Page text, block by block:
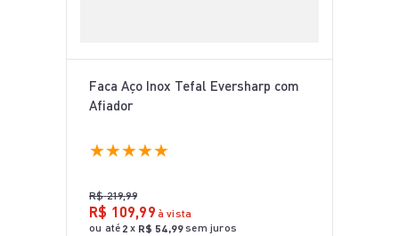
Faca Aço Inox Tefal Eversharp com
Afiador
★★★★★
R$ 219,99
R$ 109,99 à vista
ou até 2 x R$ 54,99sem juros